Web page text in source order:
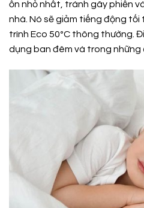
ồn nhỏ nhất, tránh gây phiền
nhà. Nó sẽ giảm tiếng động tối
trình Eco 50ºC thông thường.
dụng ban đêm và trong những